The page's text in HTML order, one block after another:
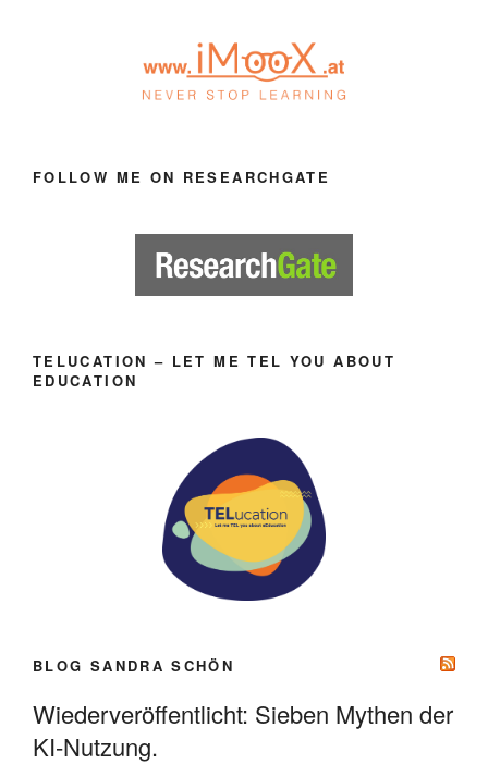
FOLLOW ME ON RESEARCHGATE
TELUCATION – LET ME TEL YOU ABOUT
EDUCATION
BLOG SANDRA SCHÖN
Wiederveröffentlicht: Sieben Mythen der
KI-Nutzung.